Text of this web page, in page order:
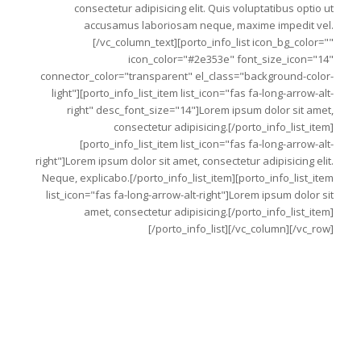
consectetur adipisicing elit. Quis voluptatibus optio ut
accusamus laboriosam neque, maxime impedit vel.
[/vc_column_text][porto_info_list icon_bg_color=""
icon_color="#2e353e" font_size_icon="14"
connector_color="transparent" el_class="background-color-
light"][porto_info_list_item list_icon="fas fa-long-arrow-alt-
right" desc_font_size="14"]Lorem ipsum dolor sit amet,
consectetur adipisicing.[/porto_info_list_item]
[porto_info_list_item list_icon="fas fa-long-arrow-alt-
right"]Lorem ipsum dolor sit amet, consectetur adipisicing elit.
Neque, explicabo.[/porto_info_list_item][porto_info_list_item
list_icon="fas fa-long-arrow-alt-right"]Lorem ipsum dolor sit
amet, consectetur adipisicing.[/porto_info_list_item]
[/porto_info_list][/vc_column][/vc_row]